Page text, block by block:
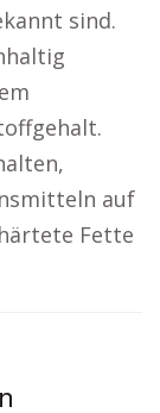
sind.
auf
Fette